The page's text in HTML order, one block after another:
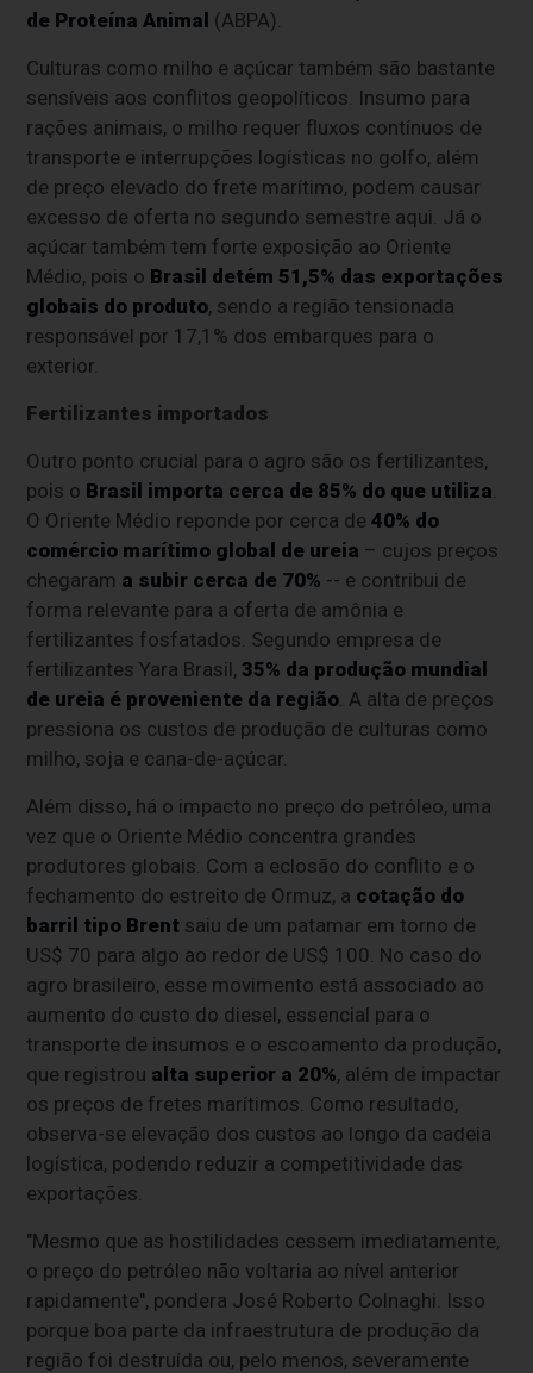
de Proteína Animal (ABPA).
Culturas como milho e açúcar também são bastante
sensíveis aos conflitos geopolíticos. Insumo para
rações animais, o milho requer fluxos contínuos de
transporte e interrupções logísticas no golfo, além
de preço elevado do frete marítimo, podem causar
excesso de oferta no segundo semestre aqui. Já o
açúcar também tem forte exposição ao Oriente
Médio, pois o Brasil detém 51,5% das exportações
globais do produto, sendo a região tensionada
responsável por 17,1% dos embarques para o
exterior.
Fertilizantes importados
Outro ponto crucial para o agro são os fertilizantes,
pois o Brasil importa cerca de 85% do que utiliza
O Oriente Médio reponde por cerca de40% do
comércio marítimo global de ureia – cujos preços
chegaram a subir cerca de 70% -- e contribui de
forma relevante para a oferta de amônia e
fertilizantes fosfatados. Segundo empresa de
fertilizantes Yara Brasil, 35% da produção mundial
de ureia é proveniente da região . A alta de preços
pressiona os custos de produção de culturas como
milho, soja e cana-de-açúcar.
Além disso, há o impacto no preço do petróleo, uma
vez que o Oriente Médio concentra grandes
produtores globais. Com a eclosão do conflito e o
fechamento do estreito de Ormuz, a cotação do
barril tipo Brent saiu de um patamar em torno de
US$ 70 para algo ao redor de US$ 100. No caso do
agro brasileiro, esse movimento está associado ao
aumento do custo do diesel, essencial para o
transporte de insumos e o escoamento da produção,
que registrou alta superior a 20%, além de impactar
os preços de fretes marítimos. Como resultado,
observa-se elevação dos custos ao longo da cadeia
logística, podendo reduzir a competitividade das
exportações.
"Mesmo que as hostilidades cessem imediatamente,
o preço do petróleo não voltaria ao nível anterior
rapidamente", pondera José Roberto Colnaghi. Isso
porque boa parte da infraestrutura de produção da
região foi destruída ou, pelo menos, severamente